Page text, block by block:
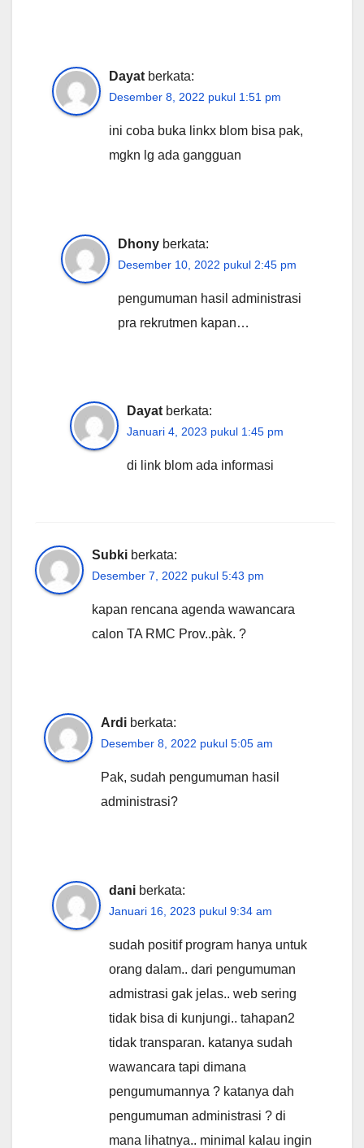
Dayat berkata:
Desember 8, 2022 pukul 1:51 pm
ini coba buka linkx blom bisa pak,
mgkn lg ada gangguan
Dhony berkata:
Desember 10, 2022 pukul 2:45 pm
pengumuman hasil administrasi
pra rekrutmen kapan…
Dayat berkata:
Januari 4, 2023 pukul 1:45 pm
di link blom ada informasi
Subki berkata:
Desember 7, 2022 pukul 5:43 pm
kapan rencana agenda wawancara
calon TA RMC Prov..pàk. ?
Ardi berkata:
Desember 8, 2022 pukul 5:05 am
Pak, sudah pengumuman hasil
administrasi?
dani berkata:
Januari 16, 2023 pukul 9:34 am
sudah positif program hanya untuk
orang dalam.. dari pengumuman
admistrasi gak jelas.. web sering
tidak bisa di kunjungi.. tahapan2
tidak transparan. katanya sudah
wawancara tapi dimana
pengumumannya ? katanya dah
pengumuman administrasi ? di
mana lihatnya.. minimal kalau ingin